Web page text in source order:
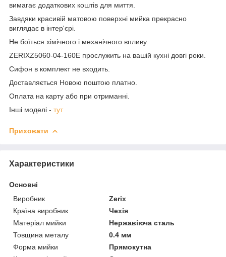
вимагає додаткових коштів для миття.
Завдяки красивій матовою поверхні мийка прекрасно
виглядає в інтер'єрі.
Не боїться хімічного і механічного впливу.
ZERIXZ5060-04-160E прослужить на вашій кухні довгі роки.
Сифон в комплект не входить.
Доставляється Новою поштою платно.
Оплата на карту або при отриманні.
Інші моделі - тут
Приховати
Характеристики
Основні
Виробник
Zerix
Країна виробник
Чехія
Матеріал мийки
Нержавіюча сталь
Товщина металу
0.4 мм
Форма мийки
Прямокутна